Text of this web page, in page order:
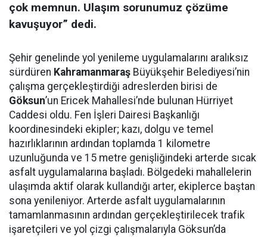
çok memnun. Ulaşım sorunumuz çözüme
kavuşuyor” dedi.
Şehir genelinde yol yenileme uygulamalarını aralıksız
sürdüren Kahramanmaraş Büyükşehir Belediyesi’nin
çalışma gerçekleştirdiği adreslerden birisi de
Göksun’un Ericek Mahallesi’nde bulunan Hürriyet
Caddesi oldu. Fen İşleri Dairesi Başkanlığı
koordinesindeki ekipler; kazı, dolgu ve temel
hazırlıklarının ardından toplamda 1 kilometre
uzunluğunda ve 15 metre genişliğindeki arterde sıcak
asfalt uygulamalarına başladı. Bölgedeki mahallelerin
ulaşımda aktif olarak kullandığı arter, ekiplerce baştan
sona yenileniyor. Arterde asfalt uygulamalarının
tamamlanmasının ardından gerçekleştirilecek trafik
işaretçileri ve yol çizgi çalışmalarıyla Göksun’da